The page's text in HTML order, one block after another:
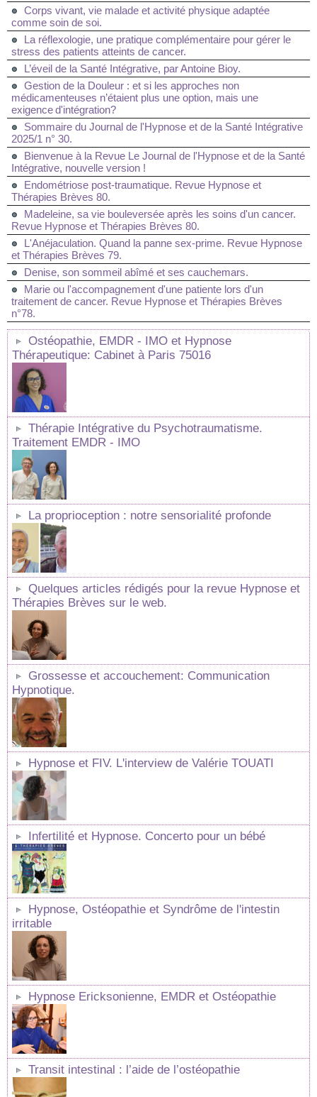
Corps vivant, vie malade et activité physique adaptée
comme soin de soi.
La réflexologie, une pratique complémentaire pour gérer le
stress des patients atteints de cancer.
L’éveil de la Santé Intégrative, par Antoine Bioy.
Gestion de la Douleur : et si les approches non
médicamenteuses n’étaient plus une option, mais une
exigence d'intégration?
Sommaire du Journal de l'Hypnose et de la Santé Intégrative
2025/1 n° 30.
Bienvenue à la Revue Le Journal de l'Hypnose et de la Santé
Intégrative, nouvelle version !
Endométriose post-traumatique. Revue Hypnose et
Thérapies Brèves 80.
Madeleine, sa vie bouleversée après les soins d'un cancer.
Revue Hypnose et Thérapies Brèves 80.
L'Anéjaculation. Quand la panne sex-prime. Revue Hypnose
et Thérapies Brèves 79.
Denise, son sommeil abîmé et ses cauchemars.
Marie ou l'accompagnement d'une patiente lors d'un
traitement de cancer. Revue Hypnose et Thérapies Brèves
n°78.
Ostéopathie, EMDR - IMO et Hypnose
Thérapeutique: Cabinet à Paris 75016
Thérapie Intégrative du Psychotraumatisme.
Traitement EMDR - IMO
La proprioception : notre sensorialité profonde
Quelques articles rédigés pour la revue Hypnose et
Thérapies Brèves sur le web.
Grossesse et accouchement: Communication
Hypnotique.
Hypnose et FIV. L'interview de Valérie TOUATI
Infertilité et Hypnose. Concerto pour un bébé
Hypnose, Ostéopathie et Syndrôme de l'intestin
irritable
Hypnose Ericksonienne, EMDR et Ostéopathie
Transit intestinal : l’aide de l’ostéopathie